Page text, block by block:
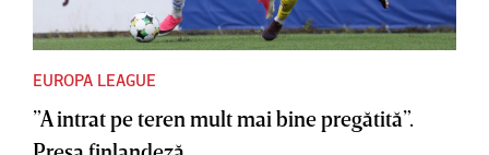
EUROPA LEAGUE
”A intrat pe teren mult mai bine pregătită”.